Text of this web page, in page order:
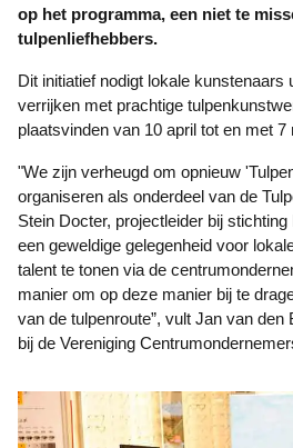
op het programma, een niet te
tulpenliefhebbers.
Dit initiatief nodigt lokale kunstenaars uit om de etalages te
verrijken met prachtige
plaatsvinden van 10 april tot en met 7
"We zijn verheugd om opnieuw 'Tulpenkunst in de etalage!' te
organiseren als onderdeel van de
Stein Docter, projectleider bij
een geweldige gelegenheid voor
talent te tonen via de
manier om op deze manier bij te
van de tulpenroute”, vult Jan van
bij de Vereniging